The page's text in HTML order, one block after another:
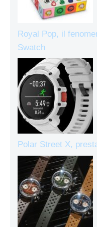
Royal Pop, il
Swatch
Polar Street X,